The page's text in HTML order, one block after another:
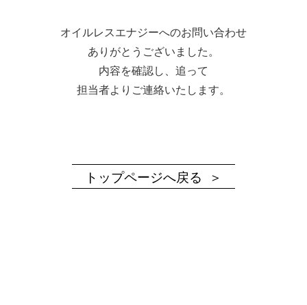
オイルレスエナジーへのお問い合わせ
ありがとうございました。
内容を確認し、追って
担当者よりご連絡いたします。
トップページへ戻る